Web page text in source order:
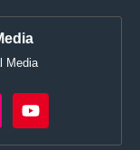
Media